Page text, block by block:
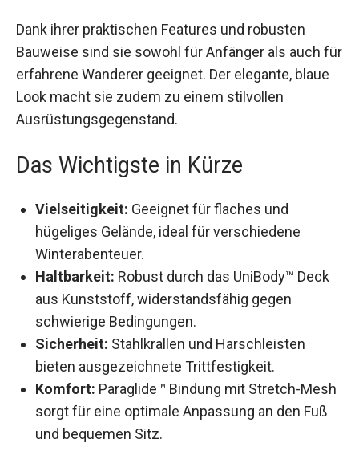
Bauweise sind sie sowohl für Anfänger als auch
für erfahrene Wanderer geeignet. Der elegante,
blaue Look macht sie zudem zu einem stilvollen
Ausrüstungsgegenstand.
Das Wichtigste in Kürze
hügeliges Gelände, ideal für verschiedene
Winterabenteuer.
Haltbarkeit:Robust durch das UniBody™ Deck
aus Kunststoff, widerstandsfähig gegen
schwierige Bedingungen.
Sicherheit: Stahlkrallen und Harschleisten
bieten ausgezeichnete Trittfestigkeit.
Komfort:Paraglide™ Bindung mit Stretch-
Mesh sorgt für eine optimale Anpassung an
den Fuß und bequemen Sitz.